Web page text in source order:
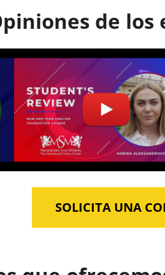
de los
SOLICITA UNA